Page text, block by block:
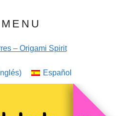
MENU
Inglés) Español